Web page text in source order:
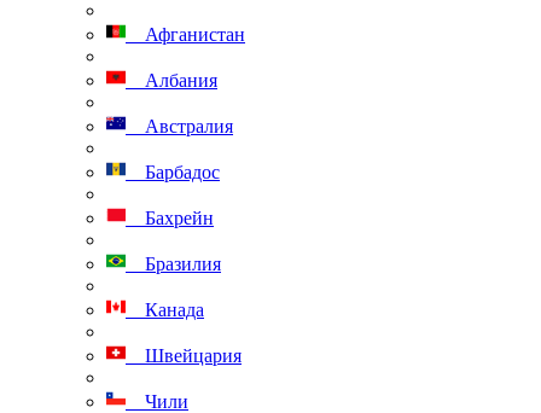
Афганистан
Албания
Австралия
Барбадос
Бахрейн
Бразилия
Канада
Швейцария
Чили